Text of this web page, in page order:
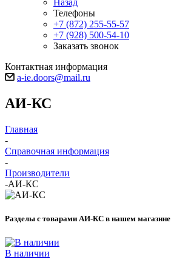
Назад
Телефоны
+7 (872) 255-55-57
+7 (928) 500-54-10
Заказать звонок
Контактная информация
a-ie.doors@mail.ru
АИ-КС
Главная
-
Справочная информация
-
Производители
-АИ-КС
Разделы с товарами АИ-КС в нашем магазине
В наличии